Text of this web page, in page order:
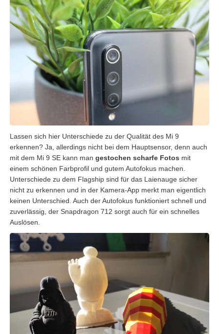
Lassen sich hier Unterschiede zu der Qualität des Mi 9
erkennen? Ja, allerdings nicht bei dem Hauptsensor, denn auch
mit dem Mi 9 SE kann man gestochen scharfe Fotos mit
einem schönen Farbprofil und gutem Autofokus machen.
Unterschiede zu dem Flagship sind für das Laienauge sicher
nicht zu erkennen und in der Kamera-App merkt man eigentlich
keinen Unterschied. Auch der Autofokus funktioniert schnell und
zuverlässig, der Snapdragon 712 sorgt auch für ein schnelles
Auslösen.